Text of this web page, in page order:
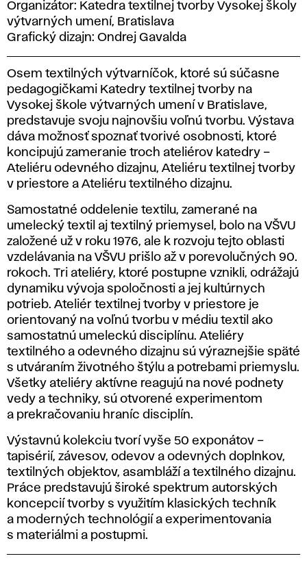
Organizátor: Katedra textilnej tvorby Vysokej školy
výtvarných umení, Bratislava
Grafický dizajn: Ondrej Gavalda
Osem textilných výtvarníčok, ktoré sú súčasne
pedagogičkami Katedry textilnej tvorby na
Vysokej škole výtvarných umení v Bratislave,
predstavuje svoju najnovšiu voľnú tvorbu. Výstava
dáva možnosť spoznať tvorivé osobnosti, ktoré
koncipujú zameranie troch ateliérov katedry –
Ateliéru odevného dizajnu, Ateliéru textilnej tvorby
v priestore a Ateliéru textilného dizajnu.
Samostatné oddelenie textilu, zamerané na
umelecký textil aj textilný priemysel, bolo na VŠVU
založené už v roku 1976, ale k rozvoju tejto oblasti
vzdelávania na VŠVU prišlo až v porevolučných 90.
rokoch. Tri ateliéry, ktoré postupne vznikli, odrážajú
dynamiku vývoja spoločnosti a jej kultúrnych
potrieb. Ateliér textilnej tvorby v priestore je
orientovaný na voľnú tvorbu v médiu textil ako
samostatnú umeleckú disciplínu. Ateliéry
textilného a odevného dizajnu sú výraznejšie späté
s utváraním životného štýlu a potrebami priemyslu.
Všetky ateliéry aktívne reagujú na nové podnety
vedy a techniky, sú otvorené experimentom
a prekračovaniu hraníc disciplín.
Výstavnú kolekciu tvorí vyše 50 exponátov –
tapisérií, závesov, odevov a odevných doplnkov,
textilných objektov, asambláží a textilného dizajnu.
Práce predstavujú široké spektrum autorských
koncepcií tvorby s využitím klasických techník
a moderných technológií a experimentovania
s materiálmi a postupmi.